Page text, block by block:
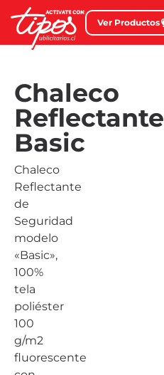
Ver Productos
Chaleco
Reflectante
Basic
Chaleco
Reflectante
de
Seguridad
modelo
«Basic»,
100%
tela
poliéster
100
g/m2
fluorescente